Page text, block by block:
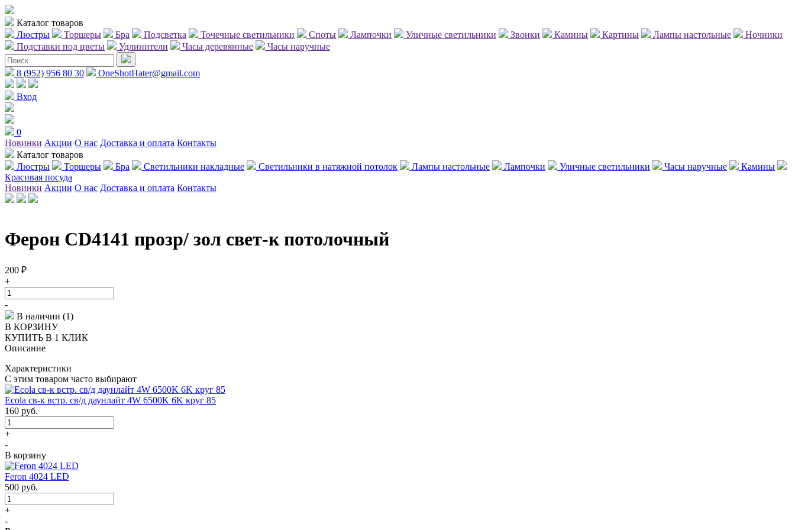
Каталог товаров
Люстры
Торшеры Бра Подсветка Точечные светильники Споты Лампочки Уличные светильники Звонки Камины Картины Лампы настольные
Ночники
Подставки под цветы
Удлинители Часы деревянные Часы наручные
8 (952) 956 80 30 OneShotHater@gmail.com
Вход
0
Новинки Акции О нас Доставка и оплата Контакты
Каталог товаров
Люстры
Торшеры Бра Светильники накладные Светильники в натяжной потолок Лампы настольные Лампочки Уличные светильники Часы наручные
Камины
Красивая посуда
Новинки Акции О нас Доставка и оплата Контакты
Ферон CD4141 прозр/ зол свет-к потолочный
200 ₽
+
-
В наличии (1)
В КОРЗИНУ
КУПИТЬ В 1 КЛИК
Описание
Характеристики
С этим товаром часто выбирают
Ecola св-к встр. св/д даунлайт 4W 6500K 6K круг 85
160 руб.
+
-
В корзину
Feron 4024 LED
500 руб.
+
-